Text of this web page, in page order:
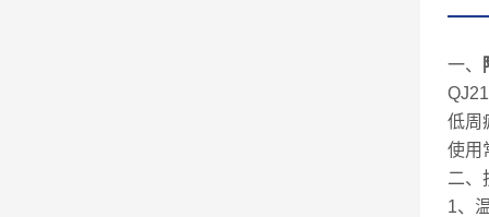
一、
低周
使用
二、
1、